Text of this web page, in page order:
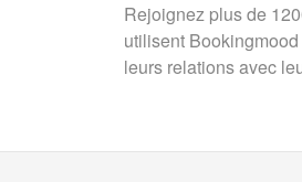
Rejoignez plus de
utilisent
leurs relations avec